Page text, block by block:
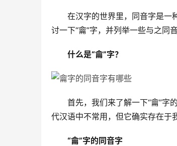
在汉字的世界里，同音字是一种
讨一下“龠”字，并列举一些与之同音
什么是“龠”字？
首先，我们来了解一下“龠”字的
代汉语中不常用，但它确实存在于
“龠”字的同音字